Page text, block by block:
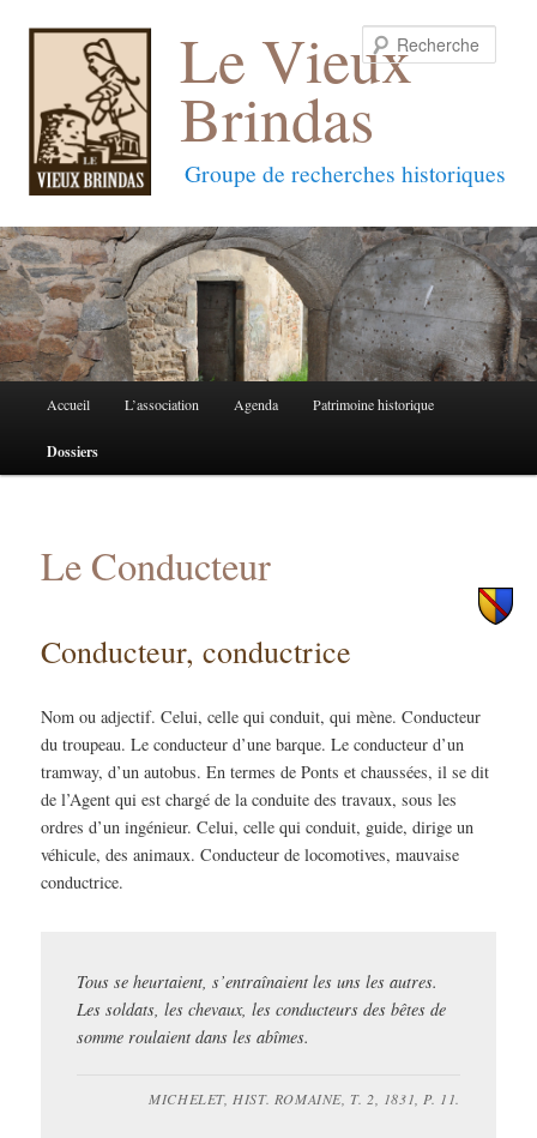
Le Vieux
Brindas
Groupe de recherches historiques
Aller
au
principal
Aller
au
secondaire
Accueil L’association Agenda Patrimoine historique
Dossiers
Le Conducteur
Conducteur, conductrice
Nom ou adjectif. Celui, celle qui conduit, qui mène. Conducteur
du troupeau. Le conducteur d’une barque. Le conducteur d’un
tramway, d’un autobus. En termes de Ponts et chaussées, il se dit
de l’Agent qui est chargé de la conduite des travaux, sous les
ordres d’un ingénieur. Celui, celle qui conduit, guide, dirige un
véhicule, des animaux. Conducteur de locomotives, mauvaise
conductrice.
Tous se heurtaient, s’entraînaient les uns les autres.
Les soldats, les chevaux, les conducteurs des bêtes de
somme roulaient dans les abîmes.
MICHELET, HIST. ROMAINE, T. 2, 1831, P. 11.